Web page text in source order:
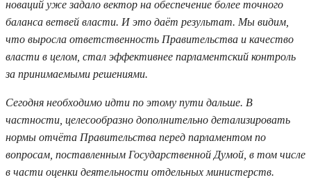
новаций уже задало вектор на обеспечение более точного
баланса ветвей власти. И это даёт результат. Мы видим,
что выросла ответственность Правительства и качество
власти в целом, стал эффективнее парламентский контроль
за принимаемыми решениями.
Сегодня необходимо идти по этому пути дальше. В
частности, целесообразно дополнительно детализировать
нормы отчёта Правительства перед парламентом по
вопросам, поставленным Государственной Думой, в том числе
в части оценки деятельности отдельных министерств.